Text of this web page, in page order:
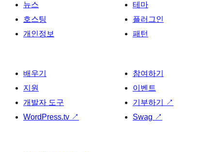
뉴스
호스팅
개인정보
테마
플러그인
패턴
배우기
지원
개발자 도구
WordPress.tv ↗
참여하기
이벤트
기부하기
↗
Swag ↗